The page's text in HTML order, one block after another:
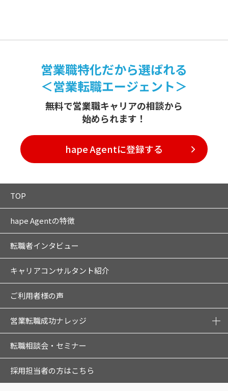
営業職特化だから選ばれる
＜営業転職エージェント＞
無料で営業職キャリアの相談から
始められます！
hape Agentに登録する
TOP
hape Agentの特徴
転職者インタビュー
キャリアコンサルタント紹介
ご利用者様の声
営業転職成功ナレッジ
転職相談会・セミナー
採用担当者の方はこちら